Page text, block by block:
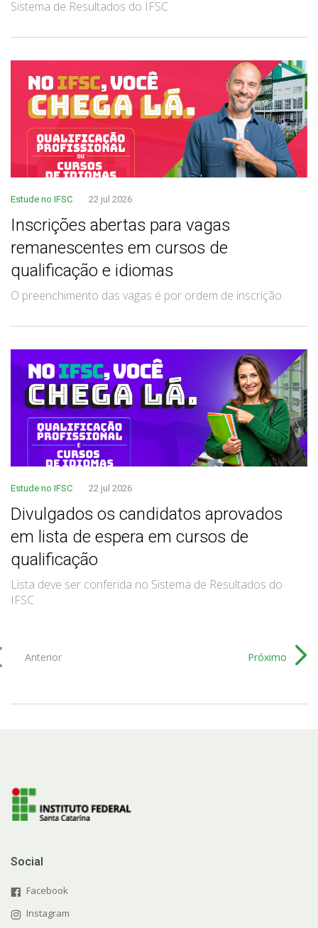
Sistema de Resultados do IFSC
Estude no IFSC 22 jul 2026
Inscrições abertas para vagas
remanescentes em cursos de
qualificação e idiomas
O preenchimento das vagas é por ordem de inscrição
Estude no IFSC 22 jul 2026
Divulgados os candidatos aprovados
em lista de espera em cursos de
qualificação
Lista deve ser conferida no Sistema de Resultados do
IFSC
Anterior Próximo
Social
Facebook
Instagram